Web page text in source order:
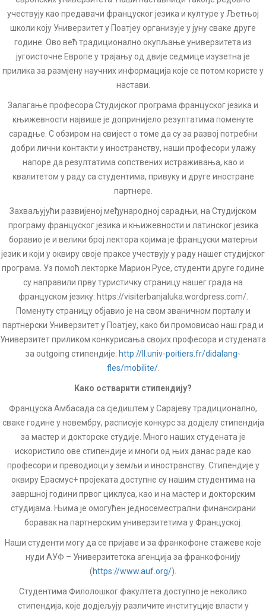
учествују као предавачи француског језика и културе у Љетњој
школи коју Универзитет у Поатјеу организује у јуну сваке друге
године. Ово већ традиционално окупљање универзитета из
југоисточне Европе у трајању од двије седмице изузетна је
прилика за размјену научних информација које се потом користе у
настави.
Залагање професора Студијског програма француског језика и
књижевности највише је допринијело резултатима поменуте
сарадње. С обзиром на свијест о томе да су за развој потребни
добри лични контакти у иностранству, наши професори улажу
напоре да резултатима сопствених истраживања, као и
квалитетом у раду са студентима, привуку и друге иностране
партнере.
Захваљујући развијеној међународној сарадњи, на Студијском
програму француског језика и књижевности и латинског језика
боравио је и велики број лектора којима је француски матерњи
језик и који у оквиру своје праксе учествују у раду нашег студијског
програма. Уз помоћ лекторке Марион Русе, студенти друге године
су направили прву туристичку страницу нашег града на
француском језику: https://visiterbanjaluka.wordpress.com/.
Поменуту страницу објавио је на свом званичном порталу и
партнерски Универзитет у Поатјеу, како би промовисао наш град и
Универзитет приликом конкурисања својих професора и студената
за outgoing стипендије: http://ll.univ-poitiers.fr/didalang-
fles/mobilite/.
Како остварити стипендију?
Француска Амбасада са сједиштем у Сарајеву традиционално,
сваке године у новембру, расписује конкурс за додјелу стипендија
за мастер и докторске студије. Много наших студената је
искористило ове стипендије и многи од њих данас раде као
професори и преводиоци у земљи и иностранству. Стипендије у
оквиру Ерасмус+ пројеката доступне су нашим студентима на
завршној години првог циклуса, као и на мастер и докторским
студијама. Њима је омогућен једносеместрални финансирани
боравак на партнерским универзитетима у Француској.
Наши студенти могу да се пријаве и за франкофоне стажеве које
нуди АУФ – Универзитетска агенција за франкофонију
(https://www.auf.org/).
Студентима Филолошког факултета доступно је неколико
стипендија, које додјељују различите институције власти у